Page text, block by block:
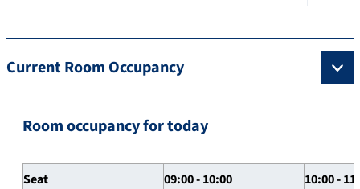
Current Room Occupancy
Room occupancy for today
Seat 09:00 - 10:00 10:00 -